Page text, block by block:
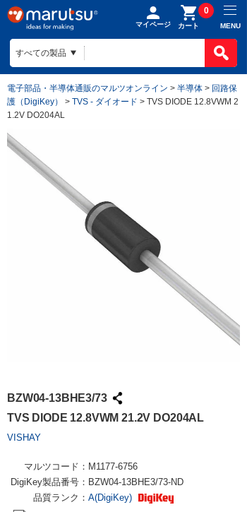
マイページ カート
0
MENU
電子部品・半導体通販のマルツオンライン > 半導体 > 回路保
護（DigiKey）
> TVS - ダイオード > TVS DIODE 12.8VWM 2
1.2V DO204AL
BZW04-13BHE3/73
TVS DIODE 12.8VWM 21.2V DO204AL
VISHAY
マルツコード： M1177-6756
DigiKey製品番号： BZW04-13BHE3/73-ND
品質ランク： A(DigiKey)